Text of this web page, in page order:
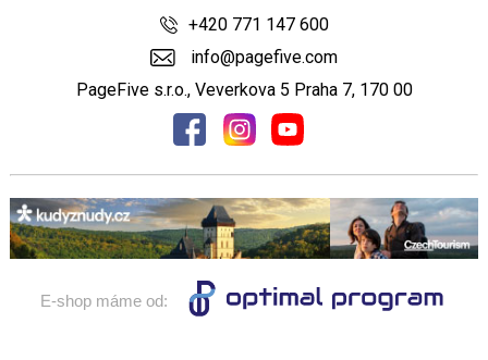
+420 771 147 600
info@pagefive.com
PageFive s.r.o., Veverkova 5 Praha 7, 170 00
E-shop máme od: